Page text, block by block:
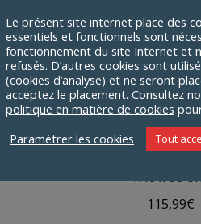
Out of
Jambonnier en
Premium Jabugo
x 19 x 39
115,99€
Le présent site internet place des
essentiels et fonctionnels sont
fonctionnement du site Internet et
refusés. D’autres cookies sont
(cookies d’analyse) et ne seront
acceptez le placement. Consultez
politique en matière de cookies
Paramétrer les cookies
Tout